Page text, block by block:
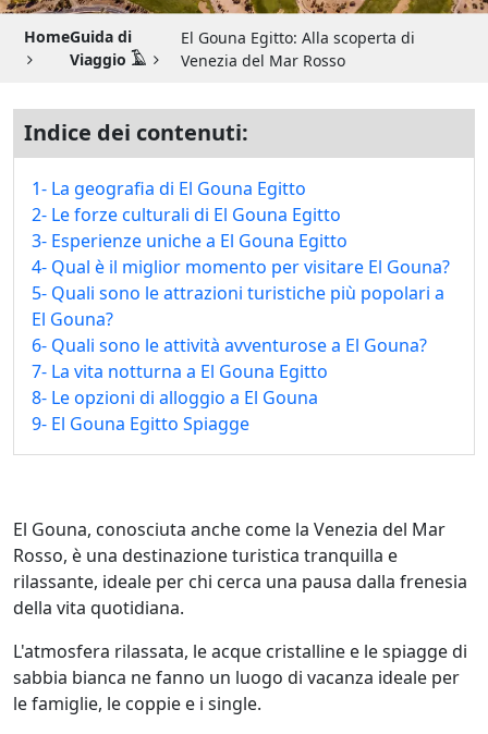
Guida di Viaggio 𓉔
Guida di Viaggio Giordania
HomeGuida di
Viaggio 𓄿
El Gouna Egitto: Alla scoperta di
Venezia del Mar Rosso
Indice dei contenuti:
1- La geografia di El Gouna Egitto
2- Le forze culturali di El Gouna Egitto
3- Esperienze uniche a El Gouna Egitto
4- Qual è il miglior momento per visitare El Gouna?
5- Quali sono le attrazioni turistiche più popolari a
El Gouna?
6- Quali sono le attività avventurose a El Gouna?
7- La vita notturna a El Gouna Egitto
8- Le opzioni di alloggio a El Gouna
9- El Gouna Egitto Spiagge
El Gouna, conosciuta anche come la Venezia del Mar
Rosso, è una destinazione turistica tranquilla e
rilassante, ideale per chi cerca una pausa dalla frenesia
della vita quotidiana.
L'atmosfera rilassata, le acque cristalline e le spiagge di
sabbia bianca ne fanno un luogo di vacanza ideale per
le famiglie, le coppie e i single.